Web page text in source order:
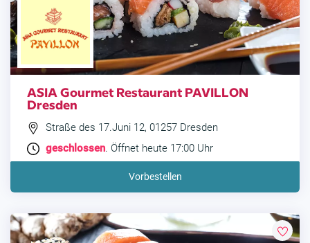
ASIA Gourmet Restaurant PAVILLON
Dresden
Straße des 17.Juni 12, 01257 Dresden
geschlossen. Öffnet heute 17:00 Uhr
Vorbestellen